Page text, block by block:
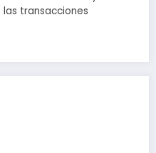
transacciones